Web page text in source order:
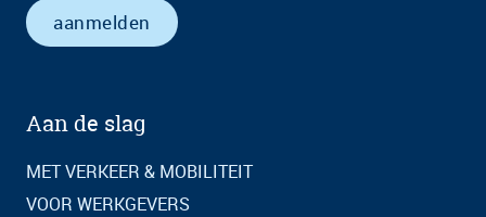
Aan de slag
MET VERKEER & MOBILITEIT
VOOR WERKGEVERS